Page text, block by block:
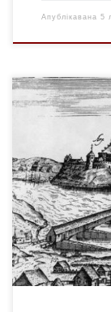
Апублікавана 5
Імя горада ў
тлумачыцца
этымалогіі і
гісторыю яе
пошук адказу
«Гродна» мы